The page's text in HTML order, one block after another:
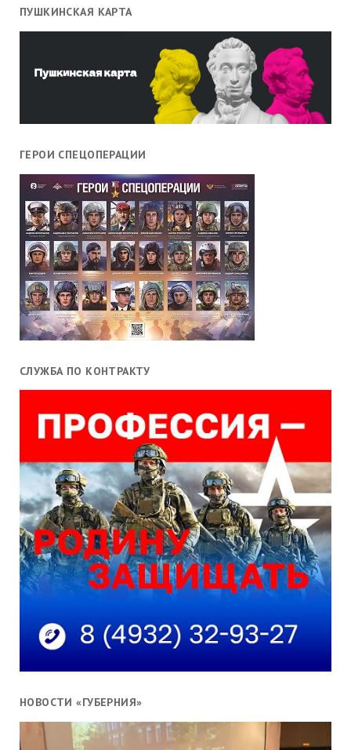
ПУШКИНСКАЯ КАРТА
ГЕРОИ СПЕЦОПЕРАЦИИ
СЛУЖБА ПО КОНТРАКТУ
НОВОСТИ «ГУБЕРНИЯ»
Видеоплеер